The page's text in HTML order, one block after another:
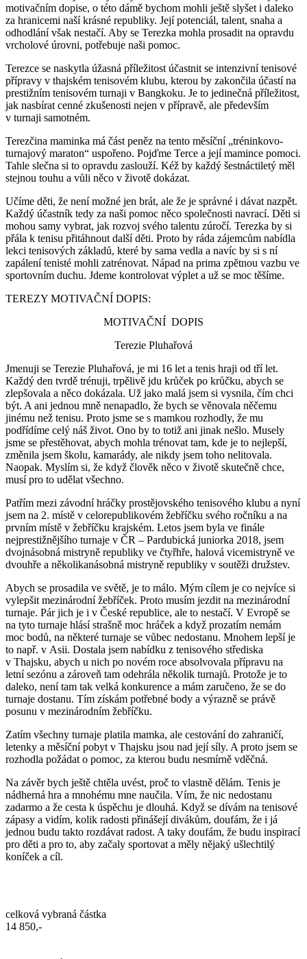
motivačním dopise, o této dámě bychom mohli ještě slyšet i daleko
za hranicemi naší krásné republiky. Její potenciál, talent, snaha a
odhodlání však nestačí. Aby se Terezka mohla prosadit na opravdu
vrcholové úrovni, potřebuje naši pomoc.
Terezce se naskytla úžasná příležitost účastnit se intenzivní tenisové
přípravy v thajském tenisovém klubu, kterou by zakončila účastí na
prestižním tenisovém turnaji v Bangkoku. Je to jedinečná příležitost,
jak nasbírat cenné zkušenosti nejen v přípravě, ale především
v turnaji samotném.
Terezčina maminka má část peněz na tento měsíční „tréninkovo-
turnajový maraton“ uspořeno. Pojďme Terce a její mamince pomoci.
Tahle slečna si to opravdu zaslouží. Kéž by každý šestnáctiletý měl
stejnou touhu a vůli něco v životě dokázat.
Učíme děti, že není možné jen brát, ale že je správné i dávat nazpět.
Každý účastník tedy za naši pomoc něco společnosti navrací. Děti si
mohou samy vybrat, jak rozvoj svého talentu zúročí. Terezka by si
přála k tenisu přitáhnout další děti. Proto by ráda zájemcům nabídla
lekci tenisových základů, které by sama vedla a navíc by si s ní
zapálení tenisté mohli zatrénovat. Nápad na prima zpětnou vazbu ve
sportovním duchu. Jdeme kontrolovat výplet a už se moc těšíme.
TEREZY MOTIVAČNÍ DOPIS:
MOTIVAČNÍ DOPIS
Terezie Pluhařová
Jmenuji se Terezie Pluhařová, je mi 16 let a tenis hraji od tří let.
Každý den tvrdě trénuji, trpělivě jdu krůček po krůčku, abych se
zlepšovala a něco dokázala. Už jako malá jsem si vysnila, čím chci
být. A ani jednou mně nenapadlo, že bych se věnovala něčemu
jinému než tenisu. Proto jsme se s mamkou rozhodly, že mu
podřídíme celý náš život. Ono by to totiž ani jinak nešlo. Musely
jsme se přestěhovat, abych mohla trénovat tam, kde je to nejlepší,
změnila jsem školu, kamarády, ale nikdy jsem toho nelitovala.
Naopak. Myslím si, že když člověk něco v životě skutečně chce,
musí pro to udělat všechno.
Patřím mezi závodní hráčky prostějovského tenisového klubu a nyní
jsem na 2. místě v celorepublikovém žebříčku svého ročníku a na
prvním místě v žebříčku krajském. Letos jsem byla ve finále
nejprestižnějšího turnaje v ČR – Pardubická juniorka 2018, jsem
dvojnásobná mistryně republiky ve čtyřhře, halová vicemistryně ve
dvouhře a několikanásobná mistryně republiky v soutěži družstev.
Abych se prosadila ve světě, je to málo. Mým cílem je co nejvíce si
vylepšit mezinárodní žebříček. Proto musím jezdit na mezinárodní
turnaje. Pár jich je i v České republice, ale to nestačí. V Evropě se
na tyto turnaje hlásí strašně moc hráček a když prozatím nemám
moc bodů, na některé turnaje se vůbec nedostanu. Mnohem lepší je
to např. v Asii. Dostala jsem nabídku z tenisového střediska
v Thajsku, abych u nich po novém roce absolvovala přípravu na
letní sezónu a zároveň tam odehrála několik turnajů. Protože je to
daleko, není tam tak velká konkurence a mám zaručeno, že se do
turnaje dostanu. Tím získám potřebné body a výrazně se právě
posunu v mezinárodním žebříčku.
Zatím všechny turnaje platila mamka, ale cestování do zahraničí,
letenky a měsíční pobyt v Thajsku jsou nad její síly. A proto jsem se
rozhodla požádat o pomoc, za kterou budu nesmírně vděčná.
Na závěr bych ještě chtěla uvést, proč to vlastně dělám. Tenis je
nádherná hra a mnohému mne naučila. Vím, že nic nedostanu
zadarmo a že cesta k úspěchu je dlouhá. Když se dívám na tenisové
zápasy a vidím, kolik radosti přinášejí divákům, doufám, že i já
jednou budu takto rozdávat radost. A taky doufám, že budu inspirací
pro děti a pro to, aby začaly sportovat a měly nějaký ušlechtilý
koníček a cíl.
celková vybraná částka
14 850,-